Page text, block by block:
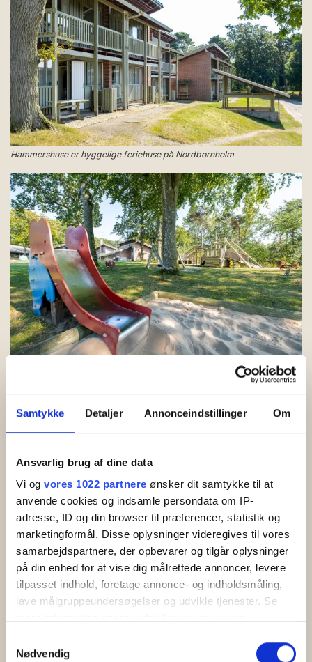
Samtykke Detaljer Annonceindstillinger Om
Ansvarlig brug af dine data
Vi og vores 1022 partnere ønsker dit samtykke til at
anvende cookies og indsamle persondata om IP-
adresse, ID og din browser til præferencer, statistik og
marketingformål. Disse oplysninger videregives til vores
samarbejdspartnere, der opbevarer og tilgår oplysninger
på din enhed for at vise dig målrettede annoncer, levere
tilpasset indhold, foretage annonce- og indholdsmåling,
lave målgruppeundersøgelser og udvikle tjenester. Se
tilbage eller ændre indstillinger fra vores
Nødvendig
Hammershuse er hyggelige feriehuse på Nordbornholm
Hyggelige og velindrettede feriehuse for 4-5
personer i Sandvig
feriehuse for 4-5 personer – perfekte til par og mindre familier
på tur, hvor både naturoplevelser og samvær er i højsædet.
Husene er rummelige og har opholdsrum med køkken,
spiseplads og stue, hvor I kan samles til hyggelige stunder,
brætspil og afslapning. Feriestedet byder desuden på store,
grønne fællesarealer med legeplads, hoppepude, svævebane
og petanquebane – ideelt til leg og familiehygge i rolige
omgivelser.